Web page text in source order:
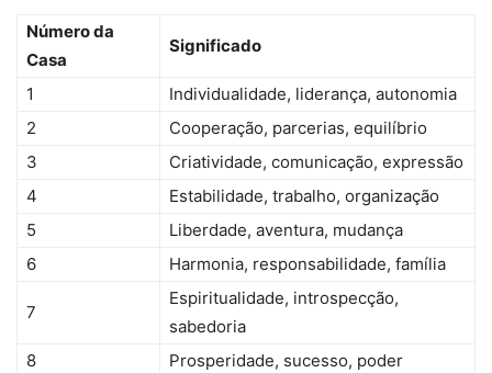
Número da
Casa
Significado
1
Individualidade, liderança, autonomia
2
Cooperação, parcerias, equilíbrio
3
Criatividade, comunicação, expressão
4
Estabilidade, trabalho, organização
5
Liberdade, aventura, mudança
6
Harmonia, responsabilidade, família
7
Espiritualidade, introspecção,
sabedoria
8
Prosperidade, sucesso, poder